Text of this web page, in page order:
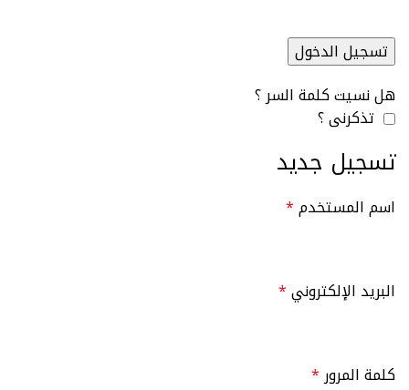
تسجيل الدخول
هل نسيت كلمة السر ؟
تذكرنى ؟
تسجيل جديد
اسم المستخدم*
البريد الإلكتروني*
كلمة المرور*